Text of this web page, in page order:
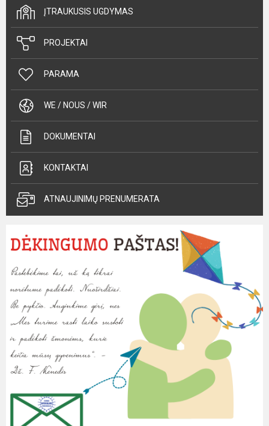
ĮTRAUKUSIS UGDYMAS
PROJEKTAI
PARAMA
WE / NOUS / WIR
DOKUMENTAI
KONTAKTAI
ATNAUJINIMŲ PRENUMERATA